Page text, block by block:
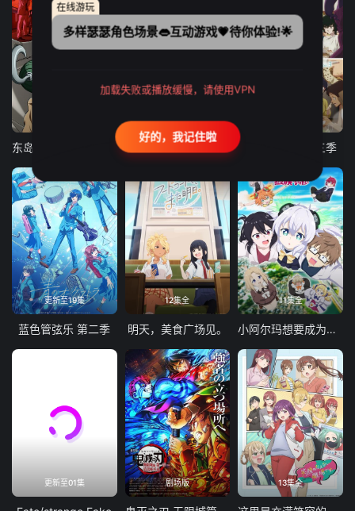
古诺希亚 致不灭的你 第三季
更新至19集
蓝色管弦乐 第二季
12集全
明天，美食广场见。
11集全
小阿尔玛想要成为家人
更新至01集 剧场版 13集全
在线游玩
多样瑟瑟角色场景👄互动游戏💗待你体验!🌟
加载失败或播放缓慢，请使用VPN
好的，我记住啦